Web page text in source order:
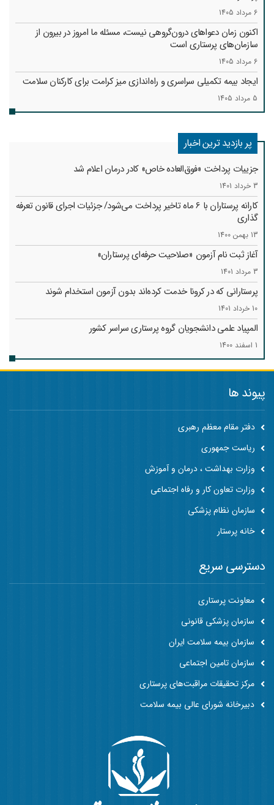
6 مرداد 1405
اکنون زمان دعواهای درون‌گروهی نیست، مسئله ما امروز در بیرون از
سازمان‌های پرستاری است
6 مرداد 1405
ایجاد بیمه تکمیلی سراسری و راه‌اندازی میز کرامت برای کارکنان سلامت
5 مرداد 1405
پر بازدید ترین اخبار
جزییات پرداخت «فوق‌العاده خاص» کادر درمان اعلام شد
3 خرداد 1401
کارانه‌ پرستاران با 6 ماه تاخیر پرداخت می‌شود/ جزئیات اجرای قانون تعرفه
گذاری
13 بهمن 1400
آغاز ثبت نام آزمون «صلاحیت حرفه‌ای پرستاران»
3 مرداد 1401
پرستارانی که در کرونا خدمت کرد‌ه‌اند بدون آزمون استخدام شوند
10 خرداد 1401
المپیاد علمی دانشجویان گروه پرستاری سراسر کشور
1 اسفند 1400
پیوند ها
دفتر مقام معظم رهبری
ریاست جمهوری
وزارت بهداشت ، درمان و آموزش
وزارت تعاون کار و رفاه اجتماعی
سازمان نظام پزشکی
خانه پرستار
دسترسی سریع
معاونت پرستاری
سازمان پزشکی قانونی
سازمان بیمه سلامت ایران
سازمان تامین اجتماعی
مرکز تحقیقات مراقبت‌های پرستاری
دبیرخانه شورای عالی بیمه سلامت